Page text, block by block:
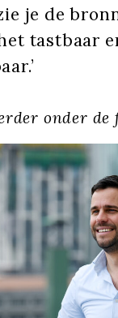
je de
tastbaar
onder de